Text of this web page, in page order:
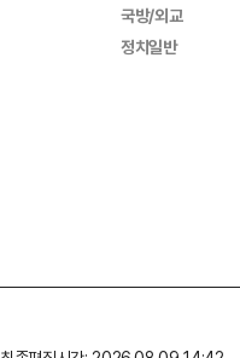
국방/외교
정치일반